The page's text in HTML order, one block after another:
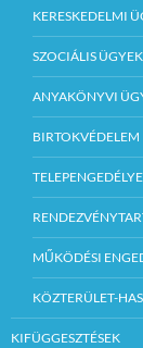
KERESKEDELMI
SZOCIÁLIS ÜGYEK
ANYAKÖNYVI
BIRTOKVÉDELEM
MŰKÖDÉSI
KÖZTERÜLET-
KIFÜGGESZTÉSEK